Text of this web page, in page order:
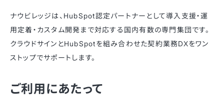
ナウビレッジは、HubSpot認定パートナーとして導入支援・運
用定着・カスタム開発まで対応する国内有数の専門集団です。
クラウドサインとHubSpotを組み合わせた契約業務DXをワン
ストップでサポートします。
ご利用にあたって